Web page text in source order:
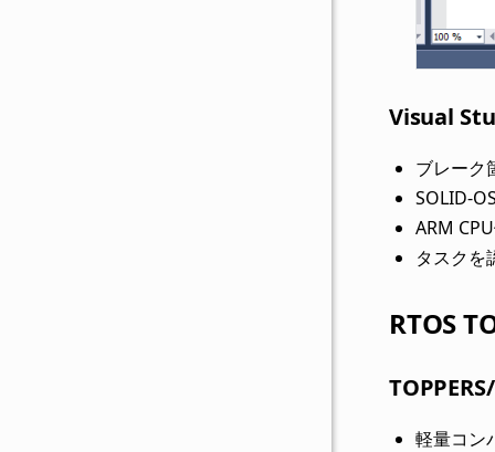
Visual
ブレーク
SOLID-
ARM
タスクを
RTOS
軽量コン